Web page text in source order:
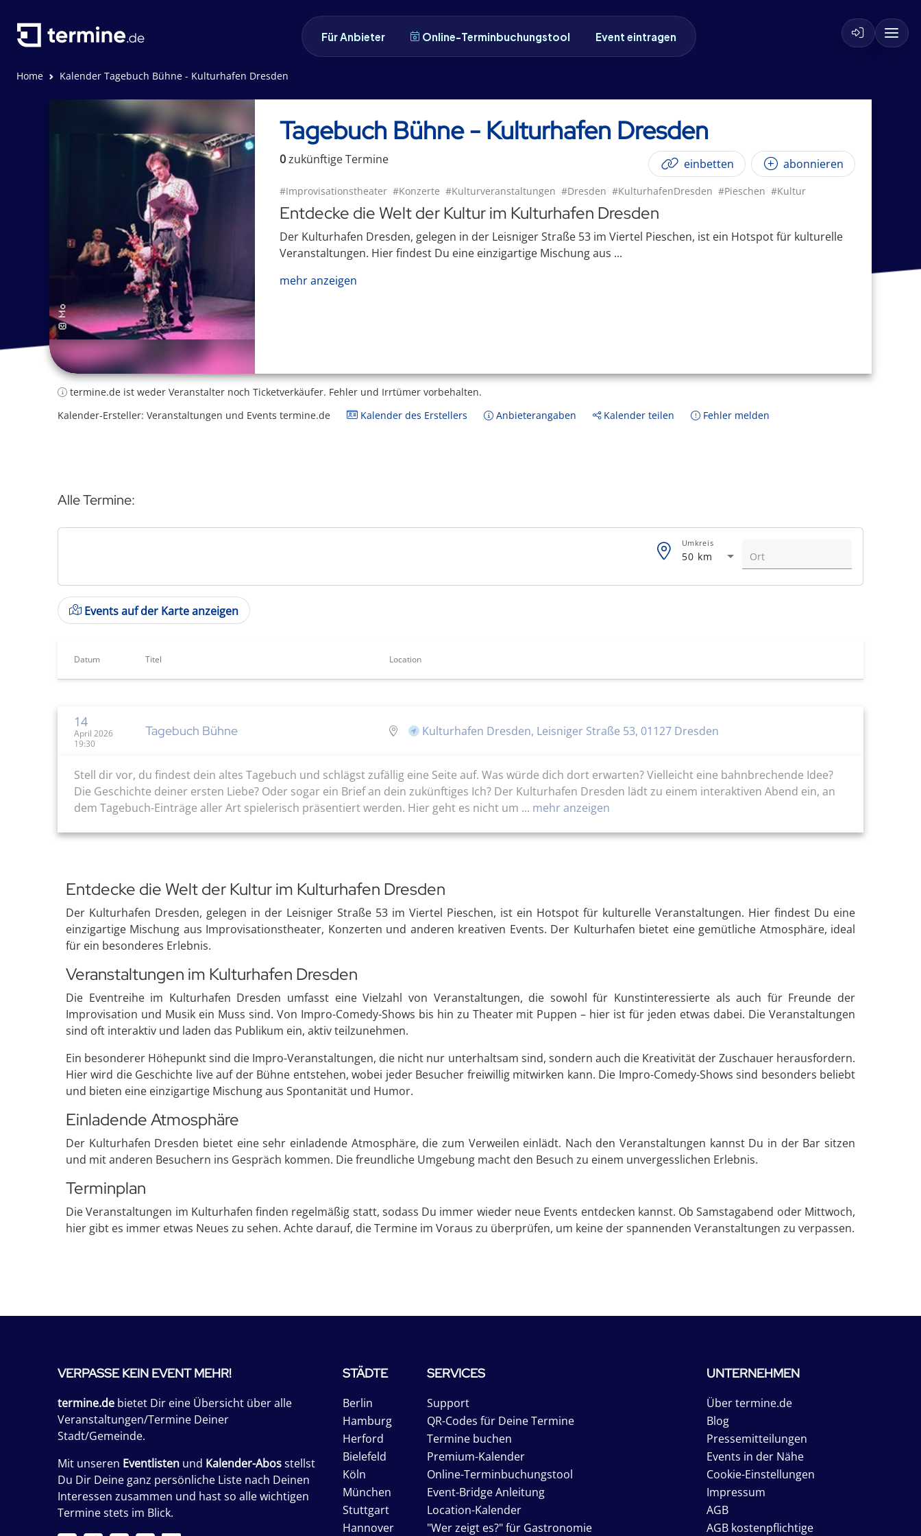
Für Anbieter Online-Terminbuchungstool Event eintragen
Home Kalender Tagebuch Bühne - Kulturhafen Dresden
Tagebuch Bühne - Kulturhafen Dresden
0zukünftigeTermine einbetten abonnieren
#Improvisationstheater #Konzerte #Kulturveranstaltungen #Dresden #KulturhafenDresden #Pieschen #Kultur
Entdecke die Welt der Kultur im Kulturhafen Dresden
Der Kulturhafen Dresden, gelegen in der Leisniger Straße 53 im Viertel Pieschen, ist ein Hotspot für kulturelle
Veranstaltungen. Hier findest Du eine einzigartige Mischung aus ...
mehr anzeigen
termine.de ist weder Veranstalter noch Ticketverkäufer. Fehler und Irrtümer vorbehalten.
Kalender-Ersteller: Veranstaltungen und Events termine.de
Kalender des Erstellers Anbieterangaben Kalender teilen Fehler melden
Alle Termine:
50 km
Umkreis
Events auf der Karte anzeigen
Datum Titel Location
14
April 2026
19:30
Tagebuch Bühne Kulturhafen Dresden, Leisniger Straße 53, 01127 Dresden
Stell dir vor, du findest dein altes Tagebuch und schlägst zufällig eine Seite auf. Was würde dich dort erwarten? Vielleicht eine bahnbrechende Idee?
Die Geschichte deiner ersten Liebe? Oder sogar ein Brief an dein zukünftiges Ich? Der Kulturhafen Dresden lädt zu einem interaktiven Abend ein, an
dem Tagebuch-Einträge aller Art spielerisch präsentiert werden. Hier geht es nicht um ... mehr anzeigen
Entdecke die Welt der Kultur im Kulturhafen Dresden
Der Kulturhafen Dresden, gelegen in der Leisniger Straße 53 im Viertel Pieschen, ist ein Hotspot für kulturelle Veranstaltungen. Hier findest Du eine
einzigartige Mischung aus Improvisationstheater, Konzerten und anderen kreativen Events. Der Kulturhafen bietet eine gemütliche Atmosphäre, ideal
für ein besonderes Erlebnis.
Veranstaltungen im Kulturhafen Dresden
Die Eventreihe im Kulturhafen Dresden umfasst eine Vielzahl von Veranstaltungen, die sowohl für Kunstinteressierte als auch für Freunde der
Improvisation und Musik ein Muss sind. Von Impro-Comedy-Shows bis hin zu Theater mit Puppen – hier ist für jeden etwas dabei. Die Veranstaltungen
sind oft interaktiv und laden das Publikum ein, aktiv teilzunehmen.
Ein besonderer Höhepunkt sind die Impro-Veranstaltungen, die nicht nur unterhaltsam sind, sondern auch die Kreativität der Zuschauer herausfordern.
Hier wird die Geschichte live auf der Bühne entstehen, wobei jeder Besucher freiwillig mitwirken kann. Die Impro-Comedy-Shows sind besonders beliebt
und bieten eine einzigartige Mischung aus Spontanität und Humor.
Einladende Atmosphäre
Der Kulturhafen Dresden bietet eine sehr einladende Atmosphäre, die zum Verweilen einlädt. Nach den Veranstaltungen kannst Du in der Bar sitzen
und mit anderen Besuchern ins Gespräch kommen. Die freundliche Umgebung macht den Besuch zu einem unvergesslichen Erlebnis.
Terminplan
Die Veranstaltungen im Kulturhafen finden regelmäßig statt, sodass Du immer wieder neue Events entdecken kannst. Ob Samstagabend oder Mittwoch,
hier gibt es immer etwas Neues zu sehen. Achte darauf, die Termine im Voraus zu überprüfen, um keine der spannenden Veranstaltungen zu verpassen.
VERPASSE KEIN EVENT MEHR!
termine.de bietet Dir eine Übersicht über alle
Veranstaltungen/Termine Deiner
Stadt/Gemeinde.
Mit unseren Eventlisten und Kalender-Abosstellst
Du Dir Deine ganz persönliche Liste nach Deinen
Interessen zusammen und hast so alle wichtigen
Termine stets im Blick.
STÄDTE
Berlin
Hamburg
Herford
Bielefeld
Köln
München
Stuttgart
Hannover
SERVICES
Support
QR-Codes für Deine Termine
Termine buchen
Premium-Kalender
Online-Terminbuchungstool
Event-Bridge Anleitung
Location-Kalender
"Wer zeigt es?" für Gastronomie
UNTERNEHMEN
Über termine.de
Blog
Pressemitteilungen
Events in der Nähe
Cookie-Einstellungen
Impressum
AGB
AGB kostenpflichtige